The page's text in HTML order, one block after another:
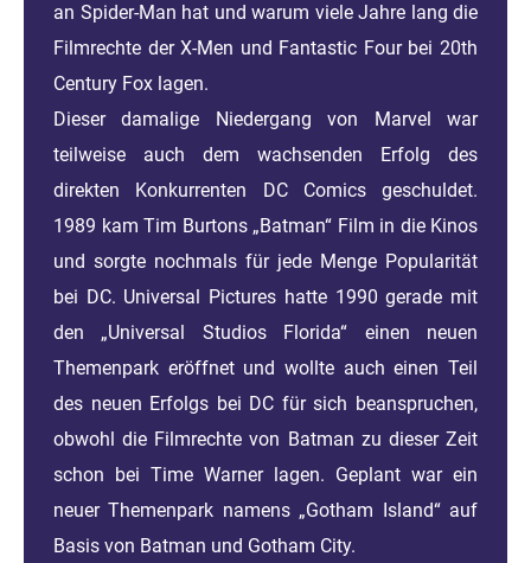
an Spider-Man hat und warum viele Jahre lang die
Filmrechte der X-Men und Fantastic Four bei 20th
Century Fox lagen.
Dieser damalige Niedergang von Marvel war
teilweise auch dem wachsenden Erfolg des
direkten Konkurrenten DC Comics geschuldet.
1989 kam Tim Burtons „Batman“ Film in die Kinos
und sorgte nochmals für jede Menge Popularität
bei DC. Universal Pictures hatte 1990 gerade mit
den „Universal Studios Florida“ einen neuen
Themenpark eröffnet und wollte auch einen Teil
des neuen Erfolgs bei DC für sich beanspruchen,
obwohl die Filmrechte von Batman zu dieser Zeit
schon bei Time Warner lagen. Geplant war ein
neuer Themenpark namens „Gotham Island“ auf
Basis von Batman und Gotham City.